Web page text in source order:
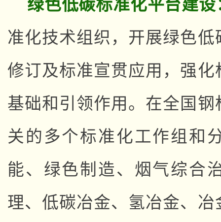
绿色低碳标准化平台建设
准化技术组织，开展绿色
修订及标准宣贯应用，强
基础和引领作用。在全国
关的多个标准化工作组和
能、绿色制造、烟气综合
理、低碳冶金、氢冶金、